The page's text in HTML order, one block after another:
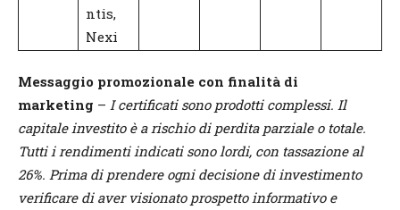
ntis,
Nexi
Messaggio promozionale con finalità di
marketing – I certificati sono prodotti complessi. Il
capitale investito è a rischio di perdita parziale o totale.
Tutti i rendimenti indicati sono lordi, con tassazione al
26%. Prima di prendere ogni decisione di investimento
verificare di aver visionato prospetto informativo e